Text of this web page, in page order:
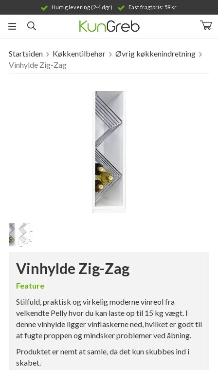
Hurtig levering (2-4 dgr) Fast fragtpris: 59 kr
Produktet er blevet tilføjet til din indkøbskurv
Startsiden Køkkentilbehør
Øvrig køkkenindretning
Vinhylde Zig-Zag
Vinhylde Zig-Zag
Feature
Stilfuld, praktisk og virkelig moderne vinreol fra
velkendte Pelly hvor du kan laste op til 15 kg vægt. I
denne vinhylde ligger vinflaskerne ned, hvilket er godt til
at fugte proppen og mindsker problemer ved åbning.
Produktet er nemt at samle, da det kun skubbes ind i
skabet.